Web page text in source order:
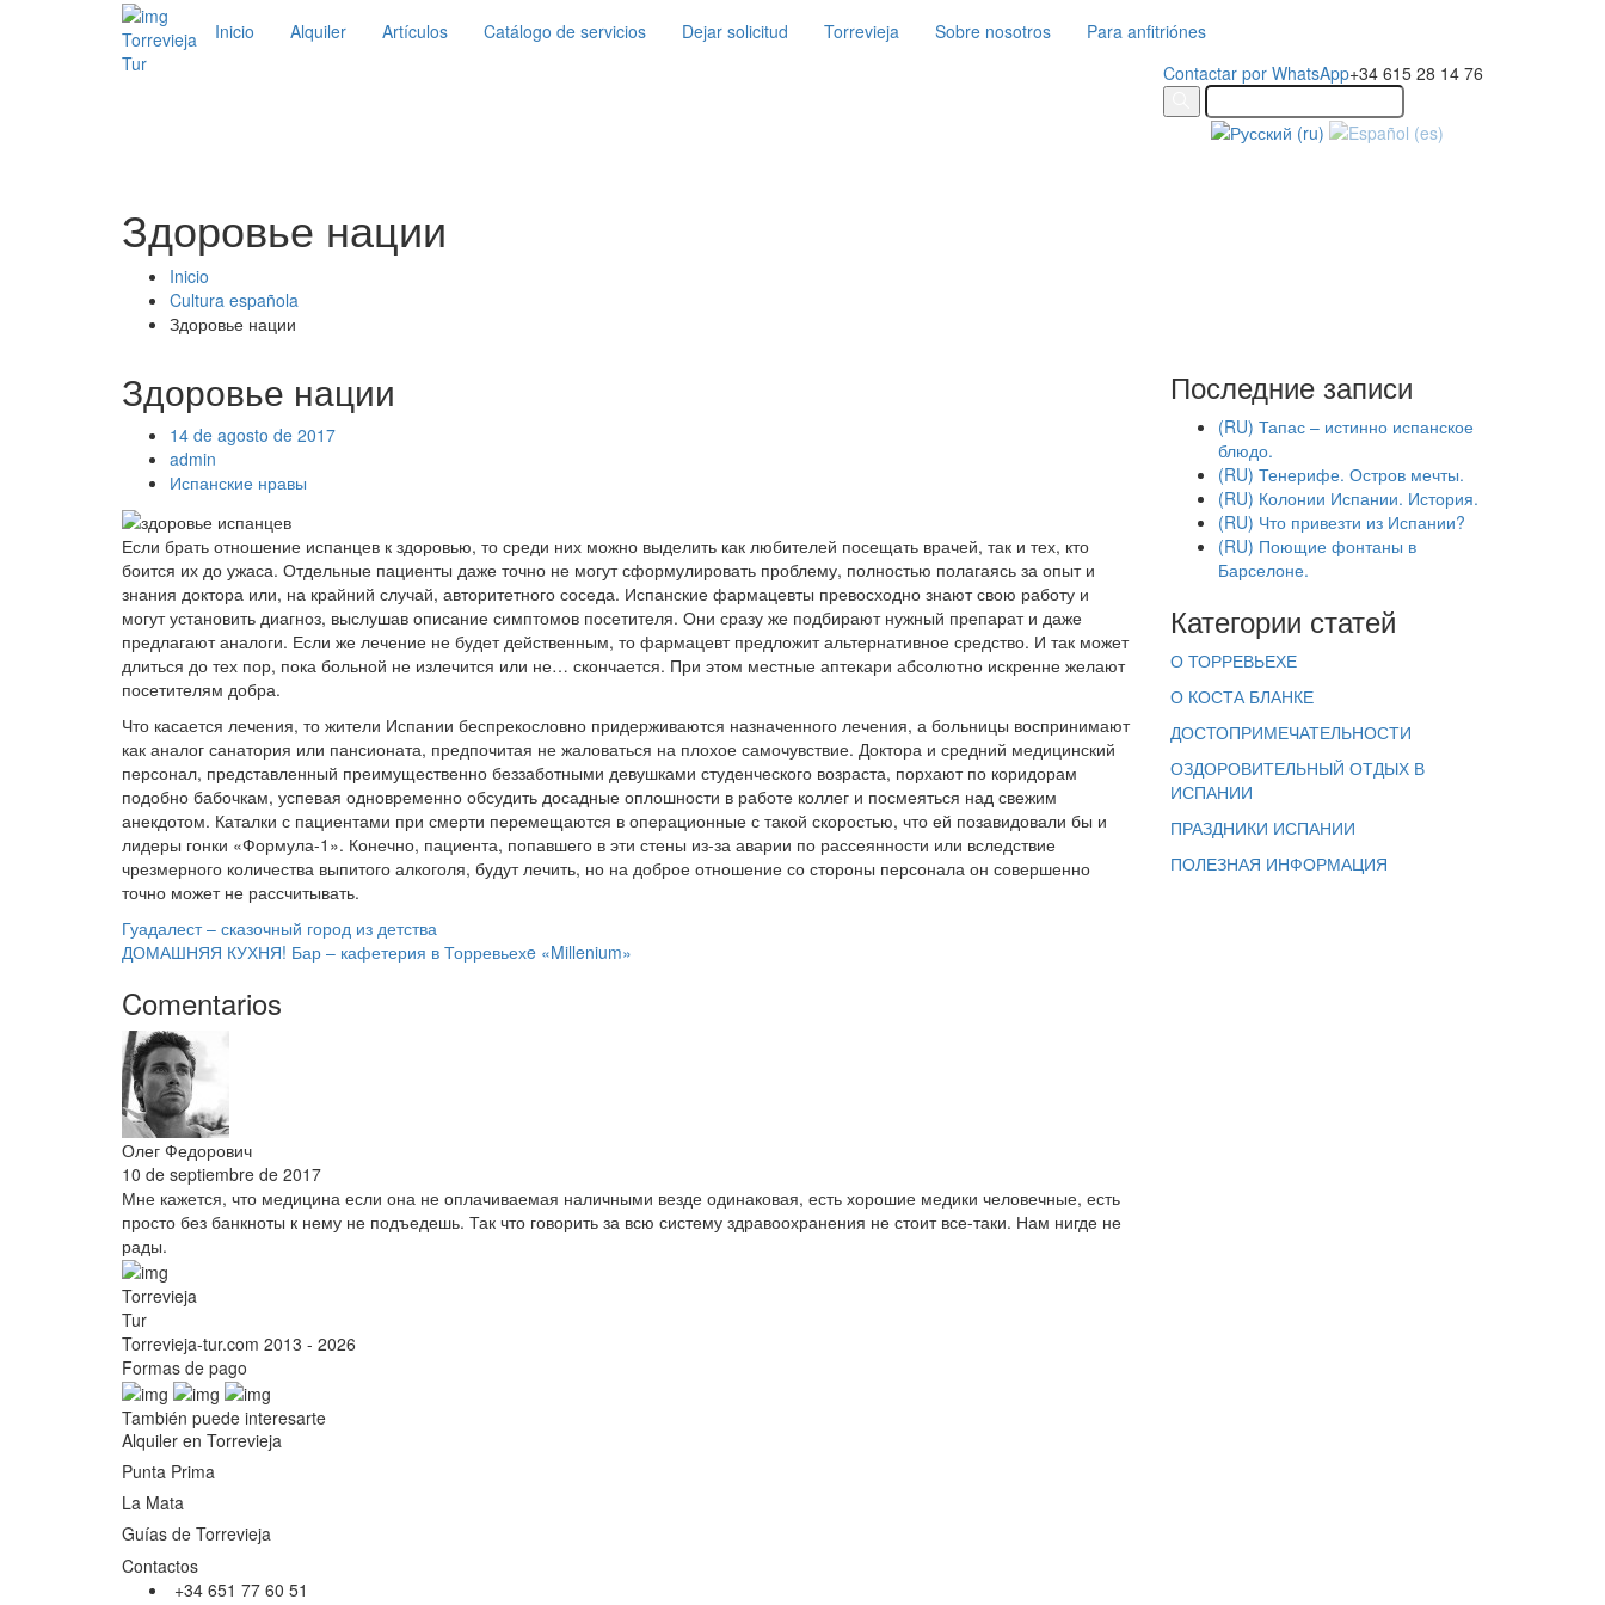
Torrevieja
Tur
Inicio Alquiler Artículos Catálogo de servicios Dejar solicitud Torrevieja Sobre nosotros
Para anfitriónes
Contactar por WhatsApp+34 615 28 14 76
Здоровье нации
Inicio
Cultura española
Здоровье нации
Здоровье нации
14 de agosto de 2017
admin
Испанские нравы
Если брать отношение испанцев к здоровью, то среди них можно выделить как любителей посещать врачей, так и тех, кто
боится их до ужаса. Отдельные пациенты даже точно не могут сформулировать проблему, полностью полагаясь за опыт и
знания доктора или, на крайний случай, авторитетного соседа. Испанские фармацевты превосходно знают свою работу и
могут установить диагноз, выслушав описание симптомов посетителя. Они сразу же подбирают нужный препарат и даже
предлагают аналоги. Если же лечение не будет действенным, то фармацевт предложит альтернативное средство. И так может
длиться до тех пор, пока больной не излечится или не… скончается. При этом местные аптекари абсолютно искренне желают
посетителям добра.
Что касается лечения, то жители Испании беспрекословно придерживаются назначенного лечения, а больницы воспринимают
как аналог санатория или пансионата, предпочитая не жаловаться на плохое самочувствие. Доктора и средний медицинский
персонал, представленный преимущественно беззаботными девушками студенческого возраста, порхают по коридорам
подобно бабочкам, успевая одновременно обсудить досадные оплошности в работе коллег и посмеяться над свежим
анекдотом. Каталки с пациентами при смерти перемещаются в операционные с такой скоростью, что ей позавидовали бы и
лидеры гонки «Формула-1». Конечно, пациента, попавшего в эти стены из-за аварии по рассеянности или вследствие
чрезмерного количества выпитого алкоголя, будут лечить, но на доброе отношение со стороны персонала он совершенно
точно может не рассчитывать.
Гуадалест – сказочный город из детства
ДОМАШНЯЯ КУХНЯ! Бар – кафетерия в Торревьехe «Millenium»
Comentarios
Олег Федорович
10 de septiembre de 2017
Мне кажется, что медицина если она не оплачиваемая наличными везде одинаковая, есть хорошие медики человечные, есть
просто без банкноты к нему не подъедешь. Так что говорить за всю систему здравоохранения не стоит все-таки. Нам нигде не
рады.
Последние записи
(RU) Тапас – истинно испанское
блюдо.
(RU) Тенерифе. Остров мечты.
(RU) Колонии Испании. История.
(RU) Что привезти из Испании?
(RU) Поющие фонтаны в
Барселоне.
Категории статей
О ТОРРЕВЬЕХЕ
О КОСТА БЛАНКЕ
ДОСТОПРИМЕЧАТЕЛЬНОСТИ
ОЗДОРОВИТЕЛЬНЫЙ ОТДЫХ В
ИСПАНИИ
ПРАЗДНИКИ ИСПАНИИ
ПОЛЕЗНАЯ ИНФОРМАЦИЯ
Torrevieja
Tur
Torrevieja-tur.com 2013 - 2026
Formas de pago
También puede interesarte
Alquiler en Torrevieja
Punta Prima
La Mata
Guías de Torrevieja
Contactos
+34 651 77 60 51